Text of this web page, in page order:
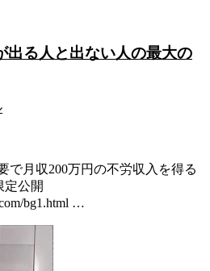
出る人と出ない人の最大の
で月収200万円の不労収入を得る
定公開
bg1.html …